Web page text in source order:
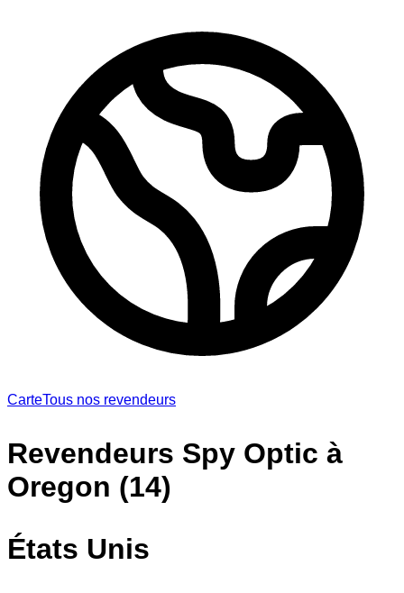
CarteTous nos revendeurs
Revendeurs Spy Optic à
Oregon (14)
États Unis